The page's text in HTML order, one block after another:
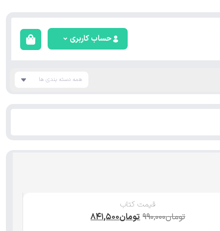
حساب کاربری
همه دسته بندی ها
قیمت کتاب
تومان۹۹۰,۰۰۰تومان۸۴۱,۵۰۰